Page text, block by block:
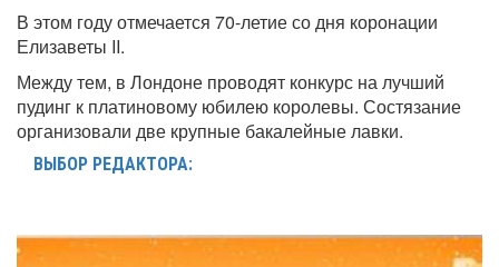
В этом году отмечается 70-летие со дня коронации
Елизаветы II.
Между тем, в Лондоне проводят конкурс на лучший
пудинг к платиновому юбилею королевы. Состязание
организовали две крупные бакалейные лавки.
ВЫБОР РЕДАКТОРА: